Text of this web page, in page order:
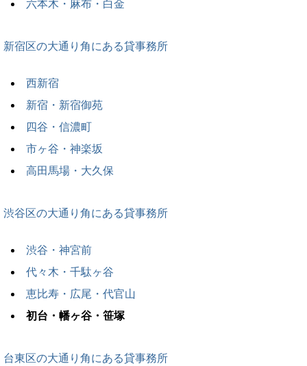
六本木・麻布・白金
新宿区の大通り角にある貸事務所
西新宿
新宿・新宿御苑
四谷・信濃町
市ヶ谷・神楽坂
高田馬場・大久保
渋谷区の大通り角にある貸事務所
渋谷・神宮前
代々木・千駄ヶ谷
恵比寿・広尾・代官山
初台・幡ヶ谷・笹塚
台東区の大通り角にある貸事務所